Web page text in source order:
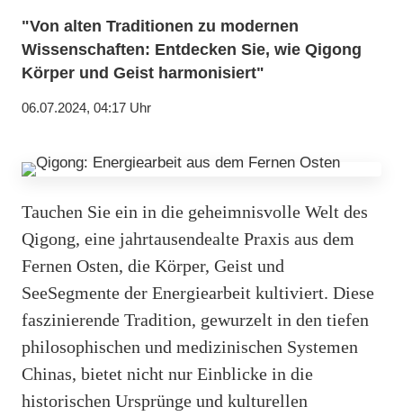
"Von alten Traditionen zu modernen
Wissenschaften: Entdecken Sie, wie Qigong
Körper und Geist harmonisiert"
06.07.2024, 04:17 Uhr
Tauchen Sie ein in die geheimnisvolle Welt des
Qigong, eine jahrtausendealte Praxis aus dem
Fernen Osten, die Körper, Geist und
SeeSegmente der Energiearbeit kultiviert. Diese
faszinierende Tradition, gewurzelt in den tiefen
philosophischen und medizinischen Systemen
Chinas, bietet nicht nur Einblicke in die
historischen Ursprünge und kulturellen